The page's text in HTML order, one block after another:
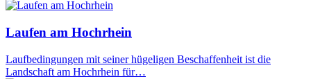
Laufen am Hochrhein
Laufbedingungen mit seiner hügeligen Beschaffenheit ist die
Landschaft am Hochrhein für…